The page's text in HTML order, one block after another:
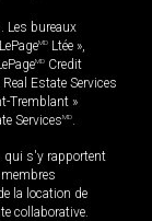
Les bureaux
MD Ltée »,
MD Credit
Estate Services
Tremblant »
ServicesMD.
qui s'y rapportent
la location de
collaborative.